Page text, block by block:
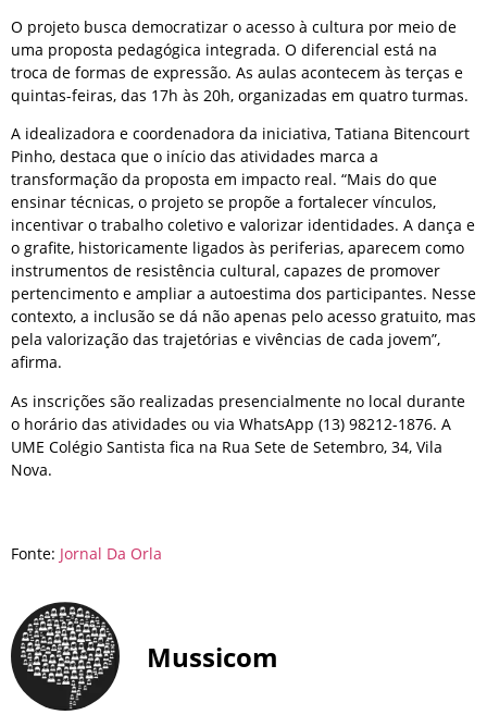
O projeto busca democratizar o acesso à cultura por meio de
uma proposta pedagógica integrada. O diferencial está na
troca de formas de expressão. As aulas acontecem às terças e
quintas-feiras, das 17h às 20h, organizadas em quatro turmas.
A idealizadora e coordenadora da iniciativa, Tatiana Bitencourt
Pinho, destaca que o início das atividades marca a
transformação da proposta em impacto real. “Mais do que
ensinar técnicas, o projeto se propõe a fortalecer vínculos,
incentivar o trabalho coletivo e valorizar identidades. A dança e
o grafite, historicamente ligados às periferias, aparecem como
instrumentos de resistência cultural, capazes de promover
pertencimento e ampliar a autoestima dos participantes. Nesse
contexto, a inclusão se dá não apenas pelo acesso gratuito, mas
pela valorização das trajetórias e vivências de cada jovem”,
afirma.
As inscrições são realizadas presencialmente no local durante
o horário das atividades ou via WhatsApp (13) 98212-1876. A
UME Colégio Santista fica na Rua Sete de Setembro, 34, Vila
Nova.
Fonte: Jornal Da Orla
Mussicom